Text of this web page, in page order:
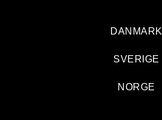
DANMARK
SVERIGE
NORGE